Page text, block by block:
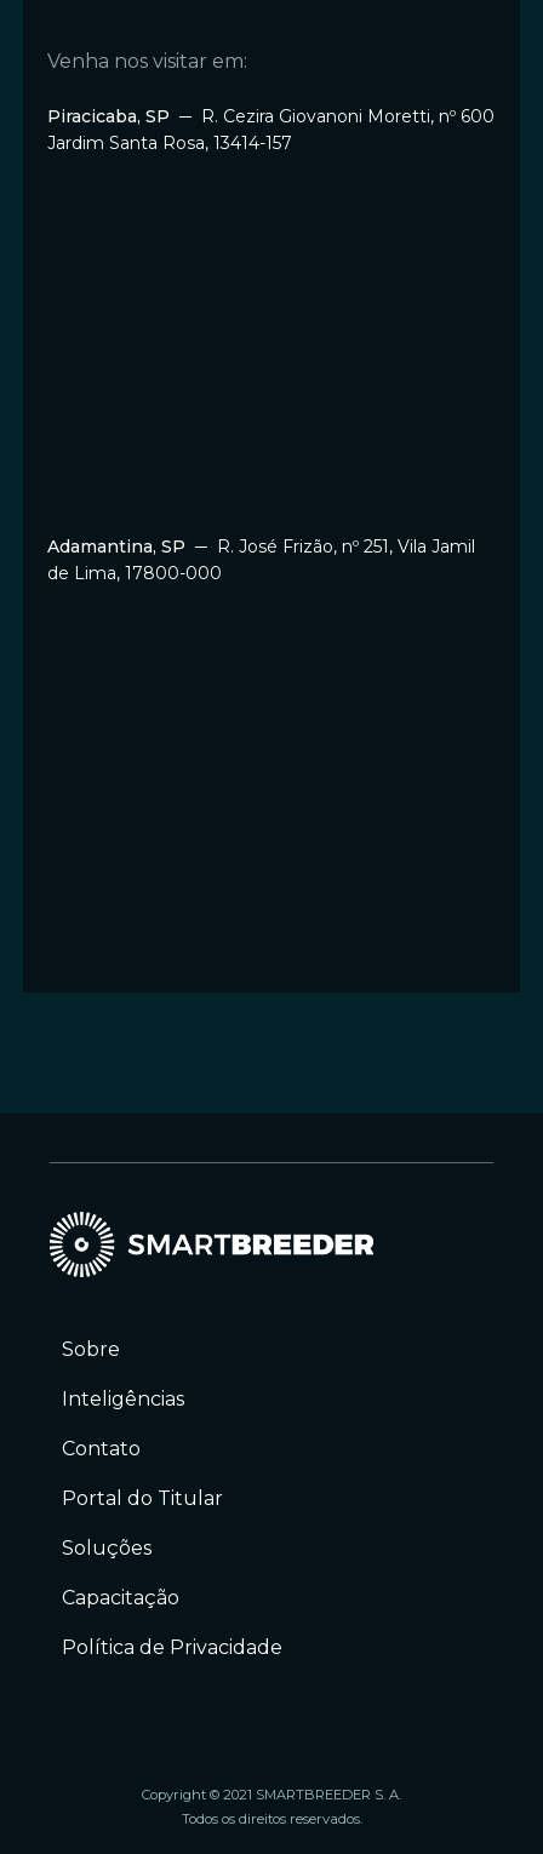
Venha nos visitar em:
Piracicaba, SP ─ R. Cezira Giovanoni Moretti, nº 600
Jardim Santa Rosa, 13414-157
Adamantina, SP ─ R. José Frizão, nº 251, Vila Jamil
de Lima, 17800-000
Sobre
Inteligências
Contato
Portal do Titular
Soluções
Capacitação
Política de Privacidade
Copyright © 2021 SMARTBREEDER S. A.
Todos os direitos reservados.